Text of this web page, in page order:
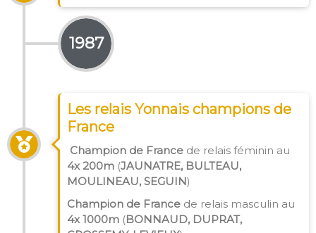
1987
Les relais Yonnais champions de
France
Champion de France de relais féminin au
4x 200m (JAUNATRE, BULTEAU,
MOULINEAU, SEGUIN)
Champion de France de relais masculin au
4x 1000m (BONNAUD, DUPRAT,